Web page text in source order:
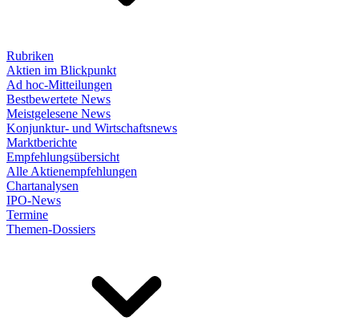
Rubriken
Aktien im Blickpunkt
Ad hoc-Mitteilungen
Bestbewertete News
Meistgelesene News
Konjunktur- und Wirtschaftsnews
Marktberichte
Empfehlungsübersicht
Alle Aktienempfehlungen
Chartanalysen
IPO-News
Termine
Themen-Dossiers